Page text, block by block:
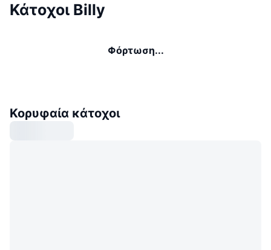
Κάτοχοι Billy
Φόρτωση...
Κορυφαία κάτοχοι